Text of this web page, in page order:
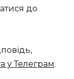
до
у Телеграм.